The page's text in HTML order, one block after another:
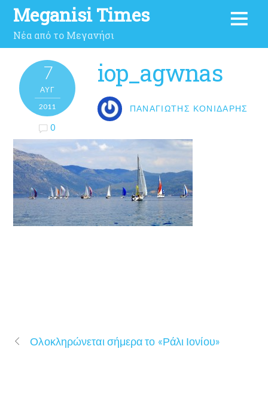
Meganisi Times
Νέα από το Μεγανήσι
7
ΑΥΓ
2011
0
iop_agwnas
ΠΑΝΑΓΙΏΤΗΣ ΚΟΝΙΔΆΡΗΣ
Ολοκληρώνεται σήμερα το «Ράλι Ιονίου»